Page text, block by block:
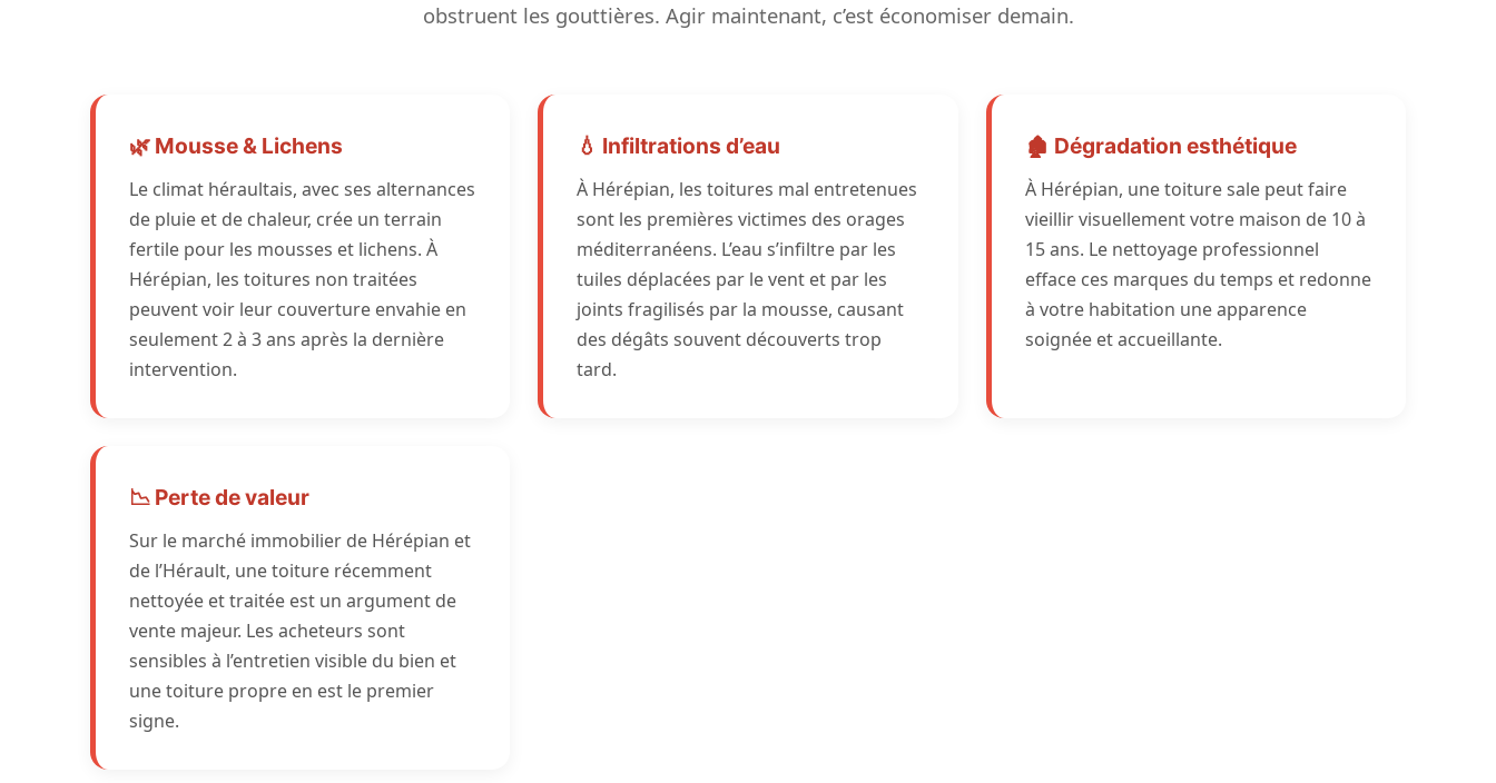
obstruent les gouttières. Agir maintenant, c’est économiser demain.
🌿 Mousse & Lichens
Le climat héraultais, avec ses alternances
de pluie et de chaleur, crée un terrain
fertile pour les mousses et lichens. À
Hérépian, les toitures non traitées
peuvent voir leur couverture envahie en
seulement 2 à 3 ans après la dernière
intervention.
💧 Infiltrations d’eau
À Hérépian, les toitures mal entretenues
sont les premières victimes des orages
méditerranéens. L’eau s’infiltre par les
tuiles déplacées par le vent et par les
joints fragilisés par la mousse, causant
des dégâts souvent découverts trop
tard.
🏚️ Dégradation esthétique
À Hérépian, une toiture sale peut faire
vieillir visuellement votre maison de 10 à
15 ans. Le nettoyage professionnel
efface ces marques du temps et redonne
à votre habitation une apparence
soignée et accueillante.
📉 Perte de valeur
Sur le marché immobilier de Hérépian et
de l’Hérault, une toiture récemment
nettoyée et traitée est un argument de
vente majeur. Les acheteurs sont
sensibles à l’entretien visible du bien et
une toiture propre en est le premier
signe.